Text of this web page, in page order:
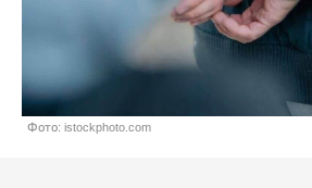
Фото: istockphoto.com